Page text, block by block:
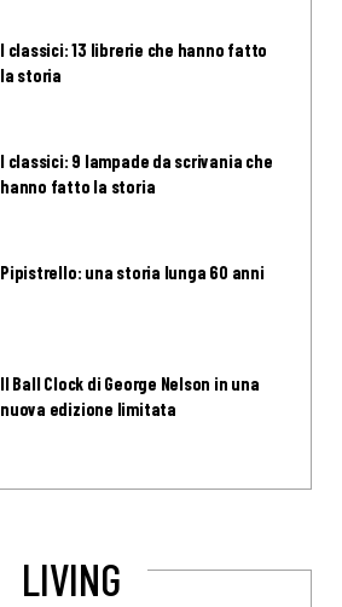
I classici: 13 librerie che hanno fatto
la storia
I classici: 9 lampade da scrivania che
hanno fatto la storia
Pipistrello: una storia lunga 60 anni
Il Ball Clock di George Nelson in una
nuova edizione limitata
LIVING